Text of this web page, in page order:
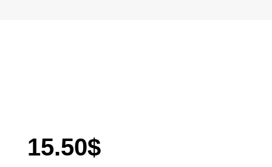
15.50$